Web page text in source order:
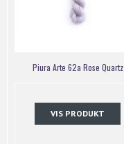
Piura Arte 62a Rose Quartz
VIS PRODUKT